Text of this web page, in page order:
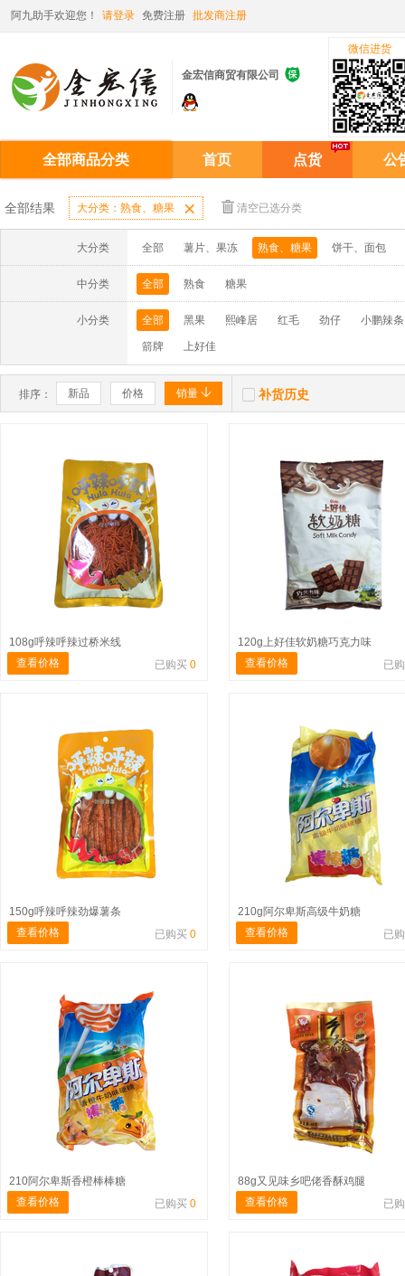
阿九助手欢迎您！ 请登录 免费注册 批发商注册
金宏信商贸有限公司 
微信进货
全部商品分类 首页 点货 公
全部结果 大分类：熟食、糖果  清空已选分类
大分类 全部 薯片、果冻 熟食、糖果 饼干、面包
中分类 全部 熟食 糖果
小分类 全部 黑果 熙峰居 红毛 劲仔 小鹏辣条
箭牌 上好佳
排序： 新品 价格 销量   补货历史
108g呼辣呼辣过桥米线
查看价格
已购买 0
120g上好佳软奶糖巧克力味
查看价格
已
150g呼辣呼辣劲爆薯条
查看价格
已购买 0
210g阿尔卑斯高级牛奶糖
查看价格
已
210阿尔卑斯香橙棒棒糖
查看价格
已购买 0
88g又见味乡吧佬香酥鸡腿
查看价格
已